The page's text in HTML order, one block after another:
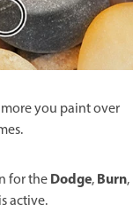
you paint over
for theDodge,Burn,
active.